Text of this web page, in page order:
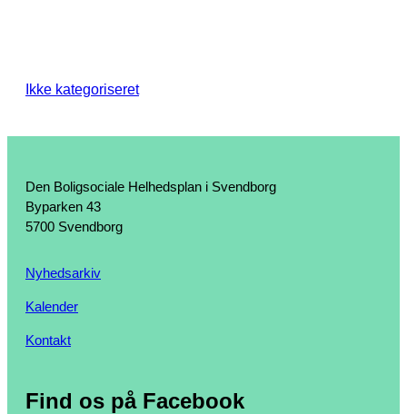
Ikke kategoriseret
Den Boligsociale Helhedsplan i Svendborg
Byparken 43
5700 Svendborg
Nyhedsarkiv
Kalender
Kontakt
Find os på Facebook